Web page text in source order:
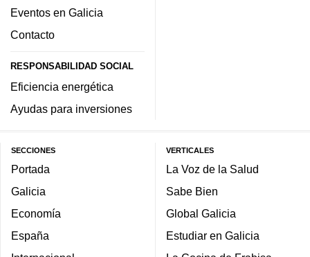
Eventos en Galicia
Contacto
RESPONSABILIDAD SOCIAL
Eficiencia energética
Ayudas para inversiones
SECCIONES
Portada
Galicia
Economía
España
VERTICALES
La Voz de la Salud
Sabe Bien
Global Galicia
Estudiar en Galicia